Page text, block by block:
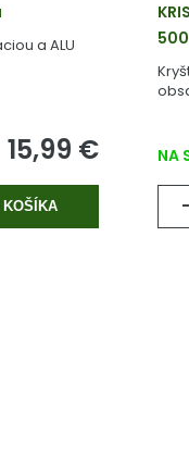
a ALU
15,99 €
KOŠÍKA
NA
-